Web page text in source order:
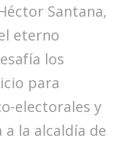
Santana,
eterno
los
para
electorales y
la alcaldía de